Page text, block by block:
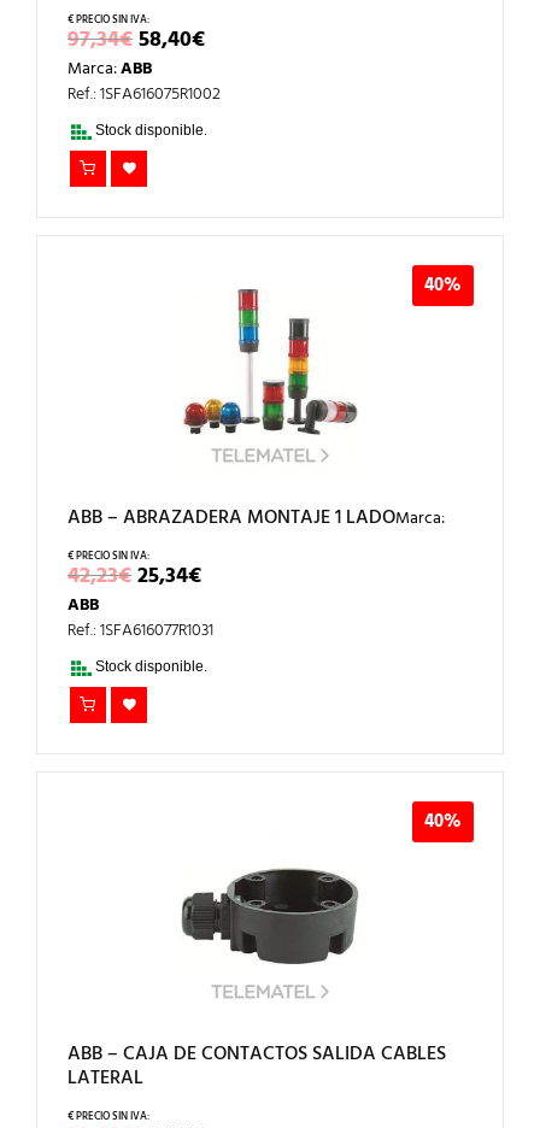
97,34€EL
PRECIO
ORIGINAL
ERA:
97,34€.
58,40€EL
PRECIO
ES:
Marca:ABB
Ref.: 1SFA616075R1002
Stock disponible.
40%
ABB – ABRAZADERA MONTAJE 1 LADO
42,23€EL
PRECIO
ERA:
42,23€.
25,34€EL
PRECIO
ES:
Marca:
ABB
Ref.: 1SFA616077R1031
Stock disponible.
40%
ABB – CAJA DE CONTACTOS SALIDA CABLES
LATERAL